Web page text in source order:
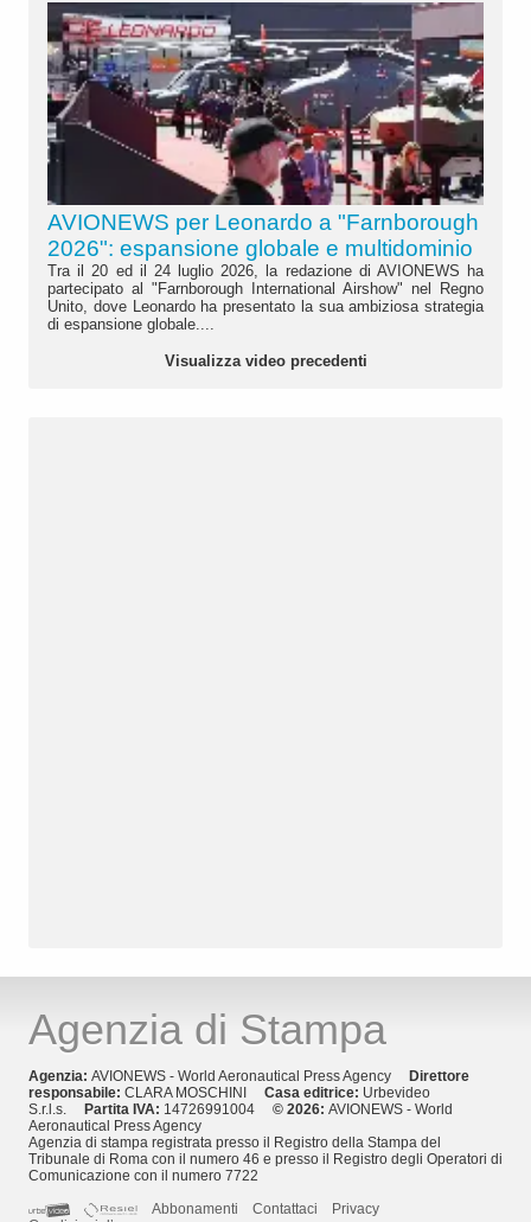
AVIONEWS per Leonardo a "Farnborough
2026": espansione globale e multidominio
Tra il 20 ed il 24 luglio 2026, la redazione di AVIONEWS ha
partecipato al "Farnborough International Airshow" nel Regno
Unito, dove Leonardo ha presentato la sua ambiziosa strategia
di espansione globale....
Visualizza video precedenti
Agenzia di Stampa
Agenzia: AVIONEWS - World Aeronautical Press Agency
Direttore
responsabile: CLARA MOSCHINI Casa editrice: Urbevideo
S.r.l.s.
Partita IVA: 14726991004 © 2026: AVIONEWS - World
Aeronautical Press Agency
Agenzia di stampa registrata presso il Registro della Stampa del
Tribunale di Roma con il numero 46 e presso il Registro degli Operatori di
Comunicazione con il numero 7722
Abbonamenti
Contattaci
Privacy